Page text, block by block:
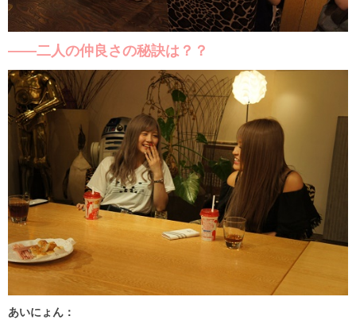
――二人の仲良さの秘訣は？？
あいにょん：